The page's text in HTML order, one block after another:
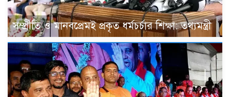
সম্প্রীতি ও মানবপ্রেমই প্রকৃত ধর্মচর্চার শিক্ষা: তথ্যমন্ত্রী